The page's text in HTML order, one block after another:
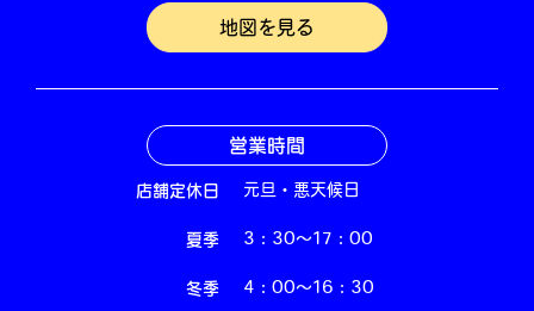
地図を見る
営業時間
店舗定休日 元旦・悪天候日
夏季 3：30～17：00
冬季 4：00～16：30